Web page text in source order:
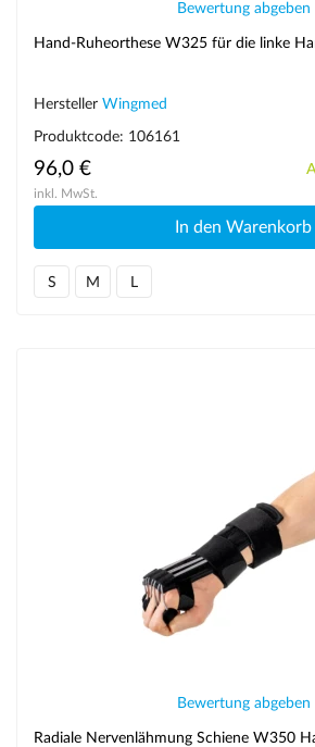
Bewertung abgeben
Hand-Ruheorthese W325 für die linke
Hersteller Wingmed
Produktcode: 106161
96,0 €
inkl. MwSt.
In den Warenkorb
S M L
Bewertung abgeben
Radiale Nervenlähmung Schiene W350